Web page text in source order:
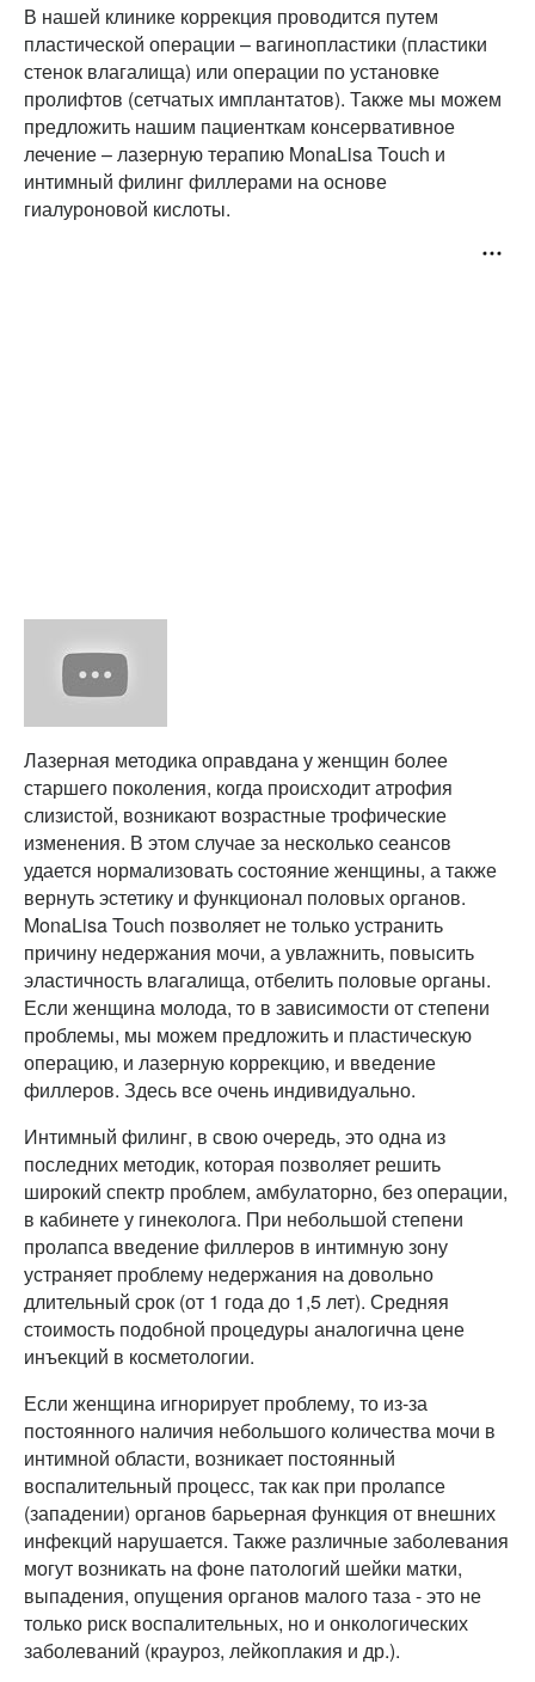
В нашей клинике коррекция проводится путем
пластической операции – вагинопластики (пластики
стенок влагалища) или операции по установке
пролифтов (сетчатых имплантатов). Также мы можем
предложить нашим пациенткам консервативное
лечение – лазерную терапию MonaLisa Touch и
интимный филинг филлерами на основе
гиалуроновой кислоты.
Лазерная методика оправдана у женщин более
старшего поколения, когда происходит атрофия
слизистой, возникают возрастные трофические
изменения. В этом случае за несколько сеансов
удается нормализовать состояние женщины, а также
вернуть эстетику и функционал половых органов.
MonaLisa Touch позволяет не только устранить
причину недержания мочи, а увлажнить, повысить
эластичность влагалища, отбелить половые органы.
Если женщина молода, то в зависимости от степени
проблемы, мы можем предложить и пластическую
операцию, и лазерную коррекцию, и введение
филлеров. Здесь все очень индивидуально.
Интимный филинг, в свою очередь, это одна из
последних методик, которая позволяет решить
широкий спектр проблем, амбулаторно, без операции,
в кабинете у гинеколога. При небольшой степени
пролапса введение филлеров в интимную зону
устраняет проблему недержания на довольно
длительный срок (от 1 года до 1,5 лет). Средняя
стоимость подобной процедуры аналогична цене
инъекций в косметологии.
Если женщина игнорирует проблему, то из-за
постоянного наличия небольшого количества мочи в
интимной области, возникает постоянный
воспалительный процесс, так как при пролапсе
(западении) органов барьерная функция от внешних
инфекций нарушается. Также различные заболевания
могут возникать на фоне патологий шейки матки,
выпадения, опущения органов малого таза - это не
только риск воспалительных, но и онкологических
заболеваний (крауроз, лейкоплакия и др.).